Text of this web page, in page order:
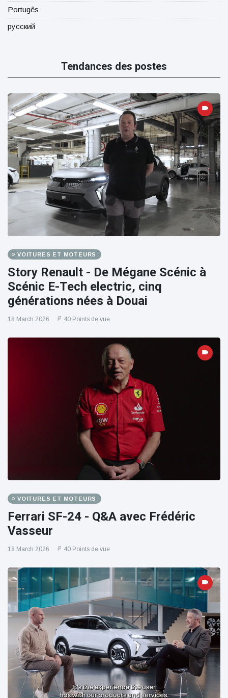
Portugês
русский
Tendances des postes
VOITURES ET MOTEURS
Story Renault - De Mégane Scénic à
Scénic E-Tech electric, cinq
générations nées à Douai
18 March 2026 40 Points de vue
VOITURES ET MOTEURS
Ferrari SF-24 - Q&A avec Frédéric
Vasseur
18 March 2026 40 Points de vue